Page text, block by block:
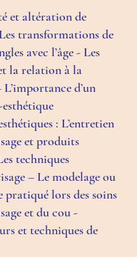
et altération de
transformations de
avec l’âge - Les
la relation à la
L’importance d’un
: L’entretien
et produits
techniques
– Le modelage ou
pratiqué lors des soins
et du cou -
et techniques de